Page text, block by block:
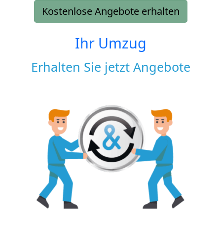
Kostenlose Angebote erhalten
Ihr Umzug
Erhalten Sie jetzt Angebote